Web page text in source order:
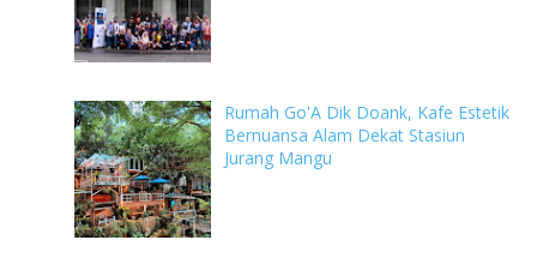
Rumah Go'A Dik Doank, Kafe Estetik
Bernuansa Alam Dekat Stasiun
Jurang Mangu